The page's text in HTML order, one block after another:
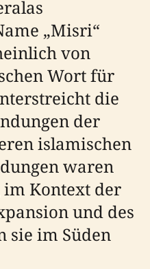
„Misri“
von
Wort für
die
der
islamischen
waren
Kontext der
und des
sie im Süden